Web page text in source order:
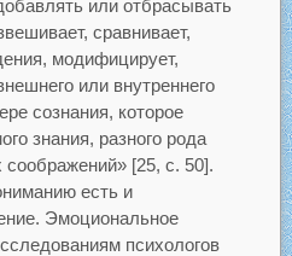
или отбрасывать
сравнивает,
модифицирует,
или внутреннего
сознания, которое
знания, разного рода
[25, с. 50].
есть и
Эмоциональное
психологов